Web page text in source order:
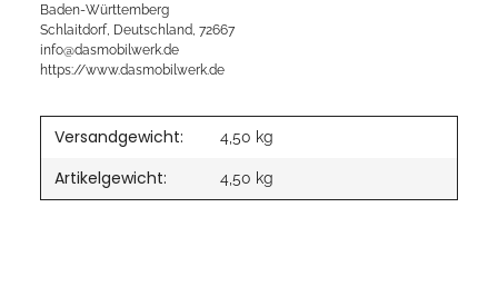
Baden-Württemberg
Schlaitdorf, Deutschland, 72667
info@dasmobilwerk.de
https://www.dasmobilwerk.de
Versandgewicht: 4,50 kg
Artikelgewicht: 4,50 kg